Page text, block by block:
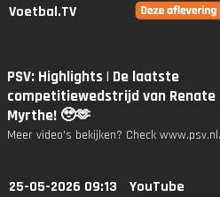
Voetbal.TV
PSV: Highlights | De laatste
competitiewedstrijd van Renate
Myrthe! 🥹🫶
Meer video's bekijken? Check
25-05-2026 09:13
YouTube